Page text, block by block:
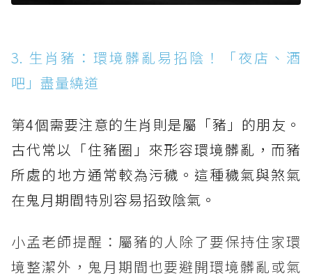
3. 生肖豬：環境髒亂易招陰！「夜店、酒
吧」盡量繞道
第4個需要注意的生肖則是屬「豬」的朋友。
古代常以「住豬圈」來形容環境髒亂，而豬
所處的地方通常較為污穢。這種穢氣與煞氣
在鬼月期間特別容易招致陰氣。
小孟老師提醒：屬豬的人除了要保持住家環
境整潔外，鬼月期間也要避開環境髒亂或氣